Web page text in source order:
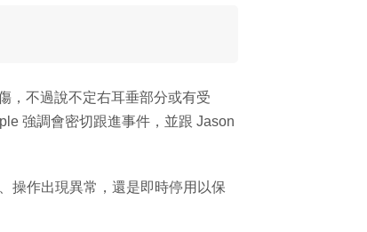
，不過說不定右耳垂部分或有受
強調會密切跟進事件，並跟 Jason
操作出現異常，還是即時停用以保